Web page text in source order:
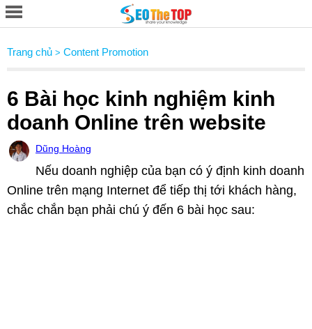
Trang chủ > Content Promotion
6 Bài học kinh nghiệm kinh
doanh Online trên website
Dũng Hoàng
Nếu doanh nghiệp của bạn có ý định kinh doanh
Online trên mạng Internet để tiếp thị tới khách hàng,
chắc chắn bạn phải chú ý đến 6 bài học sau: